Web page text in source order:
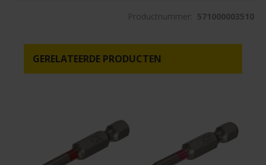
Productnummer: 571000003510
GERELATEERDE PRODUCTEN